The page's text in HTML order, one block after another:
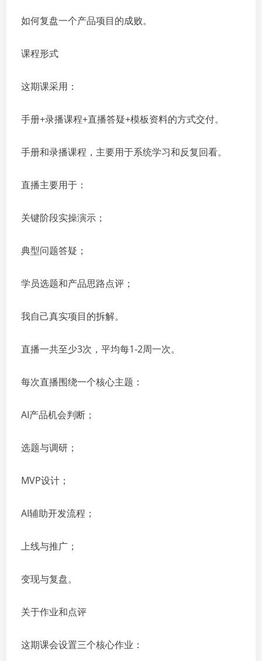
如何复盘一个产品项目的成败。
课程形式
这期课采用：
手册+录播课程+直播答疑+模板资料的方式交付。
手册和录播课程，主要用于系统学习和反复回看。
直播主要用于：
关键阶段实操演示；
典型问题答疑；
学员选题和产品思路点评；
我自己真实项目的拆解。
直播一共至少3次，平均每1-2周一次。
每次直播围绕一个核心主题：
AI产品机会判断；
选题与调研；
MVP设计；
AI辅助开发流程；
上线与推广；
变现与复盘。
关于作业和点评
这期课会设置三个核心作业：